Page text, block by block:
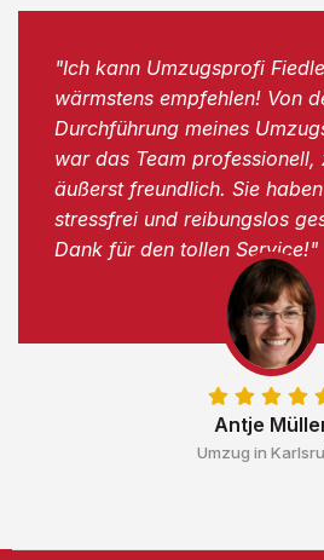
Antje
Umzug in
"Ich kann Umzugsprofi
wärmstens empfehlen! Von
Durchführung meines
war das Team professionell,
äußerst freundlich. Sie
stressfrei und reibungslos
Dank für den tollen Service!"